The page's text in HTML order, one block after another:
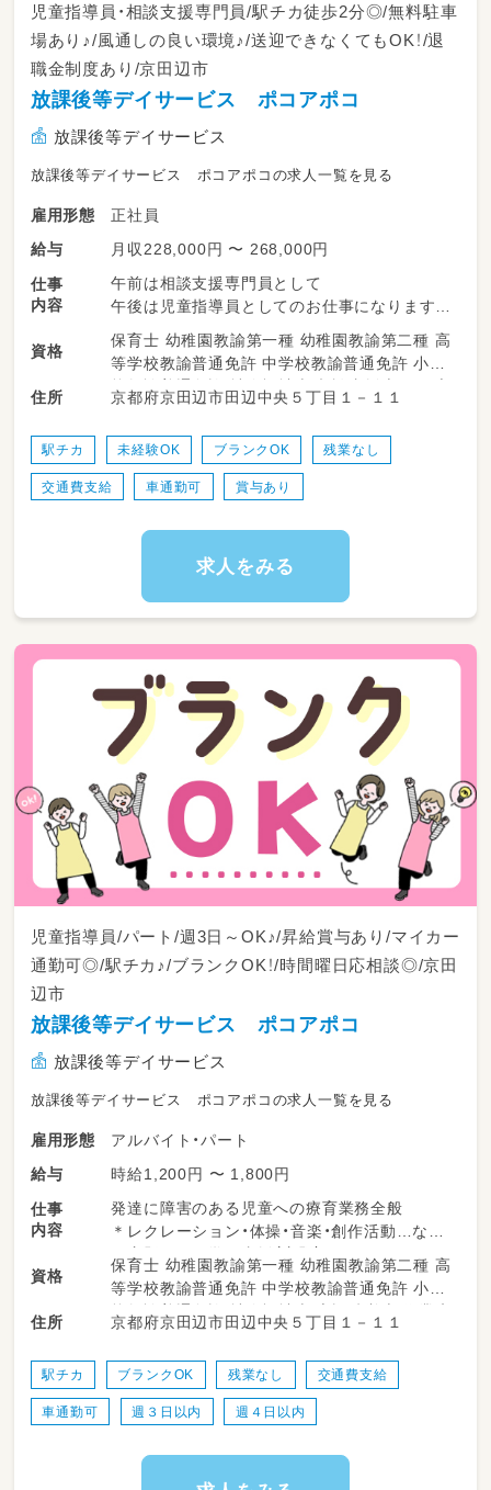
児童指導員・相談支援専門員/駅チカ徒歩2分◎/無料駐車
場あり♪/風通しの良い環境♪/送迎できなくてもOK！/退
職金制度あり/京田辺市
放課後等デイサービス ポコアポコ
放課後等デイサービス
放課後等デイサービス ポコアポコの求人一覧を見る
雇用形態
正社員
給与
月収228,000円 〜 268,000円
仕事
内容
午前は相談支援専門員として
午後は児童指導員としてのお仕事になります♪
【相談支援専門員業務】
障がいを持つお子様やご家族様の相談業務
＊情報提供やサービスなど利用計画の作成
＊モニタリング
＊関係機関との連絡・調整
【児童指導員業務】
＊レクレーション・体操・音楽・創作活動…など
＊児童の送迎
送迎業務が難しい方もご相談可能♪
資格
保育士 幼稚園教諭第一種 幼稚園教諭第二種 高
等学校教諭普通免許 中学校教諭普通免許 小学
校教諭普通免許 社会福祉士 相談支援専門員 言
語聴覚士 作業療法士 理学療法士 精神保健福祉
士 普通自動車運転免許
住所 京都府京田辺市田辺中央５丁目１－１１
駅チカ 未経験OK ブランクOK 残業なし
交通費支給 車通勤可 賞与あり
求人をみる
児童指導員/パート/週3日～OK♪/昇給賞与あり/マイカー
通勤可◎/駅チカ♪/ブランクOK！/時間曜日応相談◎/京田
辺市
放課後等デイサービス ポコアポコ
放課後等デイサービス
放課後等デイサービス ポコアポコの求人一覧を見る
雇用形態
アルバイト・パート
給与
時給1,200円 〜 1,800円
仕事
内容
発達に障害のある児童への療育業務全般
＊レクレーション・体操・音楽・創作活動…など
＊宿題などの学習支援（宿題）
＊連絡帳などの記入
＊児童の送迎
送迎業務が難しい方もご相談可能♪
資格
保育士 幼稚園教諭第一種 幼稚園教諭第二種 高
等学校教諭普通免許 中学校教諭普通免許 小学
校教諭普通免許 社会福祉士 言語聴覚士 作業療
法士 理学療法士 普通自動車運転免許
住所 京都府京田辺市田辺中央５丁目１－１１
駅チカ ブランクOK 残業なし 交通費支給
車通勤可 週３日以内 週４日以内